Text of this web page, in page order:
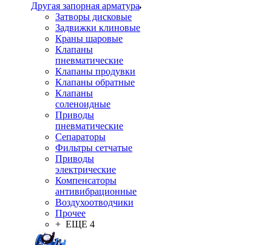
Другая запорная арматура
Затворы дисковые
Задвижки клиновые
Краны шаровые
Клапаны
пневматические
Клапаны продувки
Клапаны обратные
Клапаны
соленоидные
Приводы
пневматические
Сепараторы
Фильтры сетчатые
Приводы
электрические
Компенсаторы
антивибрационные
Воздухоотводчики
Прочее
+ ЕЩЕ 4